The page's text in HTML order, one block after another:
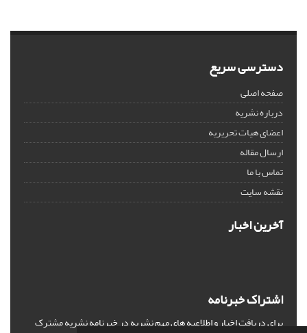
دسترسی سریع
صفحه اصلی
درباره نشریه
اعضای هیات تحریریه
ارسال مقاله
تماس با ما
نقشه سایت
آخرین اخبار
اشتراک خبرنامه
برای دریافت اخبار و اطلاعیه های مهم نشریه در خبرنامه نشریه مشترک